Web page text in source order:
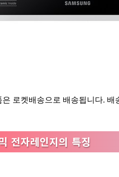
은 로켓배송으로 배송됩니다.
전자레인지의 특징